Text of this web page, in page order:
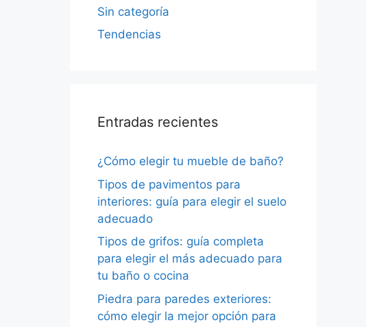
Sin categoría
Tendencias
Entradas recientes
¿Cómo elegir tu mueble de baño?
Tipos de pavimentos para
interiores: guía para elegir el suelo
adecuado
Tipos de grifos: guía completa
para elegir el más adecuado para
tu baño o cocina
Piedra para paredes exteriores:
cómo elegir la mejor opción para